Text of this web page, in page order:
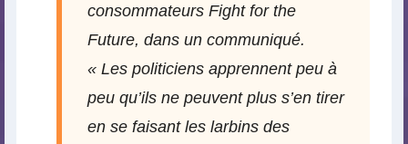
consommateurs Fight for the
Future, dans un communiqué.
« Les politiciens apprennent peu à
peu qu’ils ne peuvent plus s’en tirer
en se faisant les larbins des